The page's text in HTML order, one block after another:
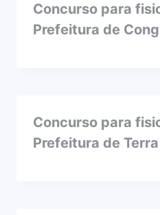
Concurso para
Prefeitura de
Concurso para
Prefeitura de Terra